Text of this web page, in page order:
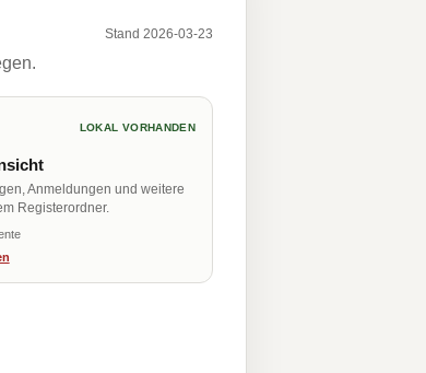
Stand 2026-03-23
LOKAL VORHANDEN
Anmeldungen und weitere
Registerordner.